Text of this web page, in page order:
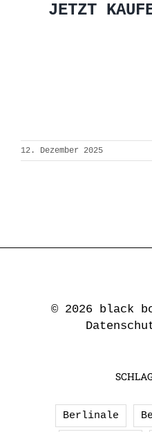
JETZT
12. Dezember 2025
© 2026 black
Berlinale